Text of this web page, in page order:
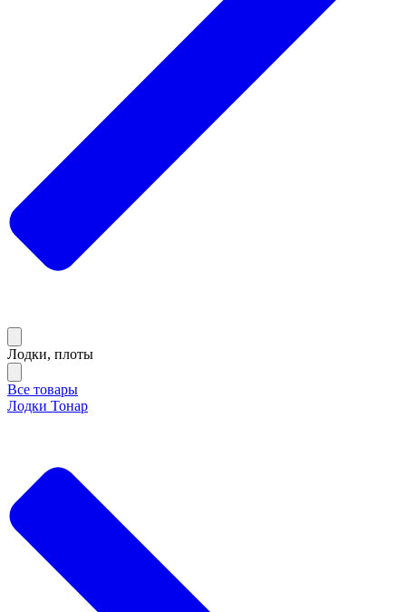
Лодки, плоты
Все товары
Лодки Тонар